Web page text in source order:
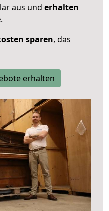
aus und erhalten
.
sparen, das
erhalten